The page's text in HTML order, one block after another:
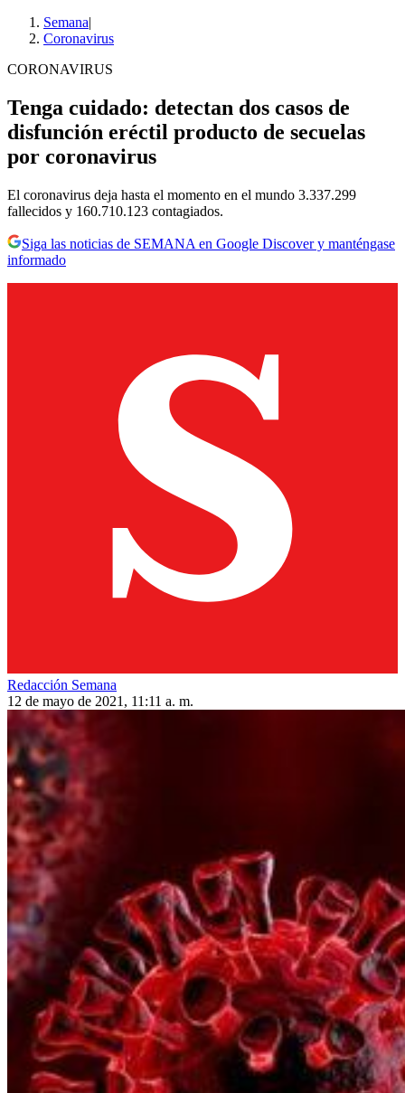
Semana|
Coronavirus
CORONAVIRUS
Tenga cuidado: detectan dos casos de
disfunción eréctil producto de secuelas
por coronavirus
El coronavirus deja hasta el momento en el mundo 3.337.299
fallecidos y 160.710.123 contagiados.
Siga las noticias de SEMANA en Google Discover y manténgase
informado
Redacción Semana
12 de mayo de 2021, 11:11 a. m.